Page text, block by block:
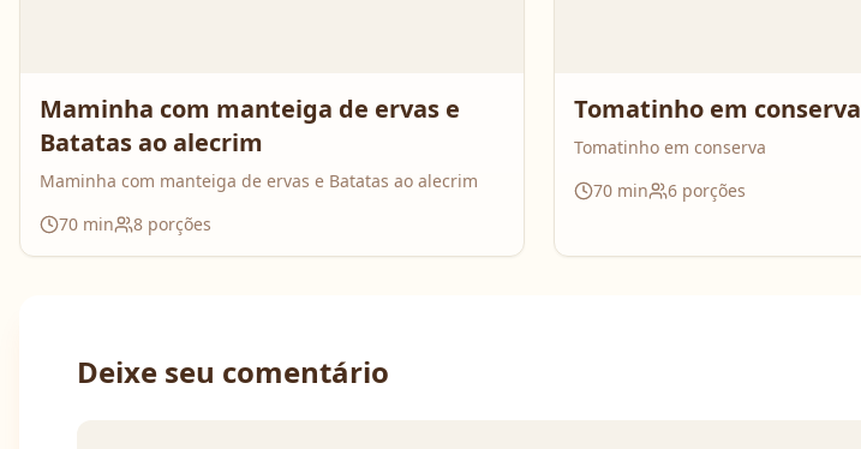
Maminha com manteiga de ervas e
Batatas ao alecrim
Maminha com manteiga de ervas e Batatas ao alecrim
70 min 8 porções
Tomatinho em conserva
Tomatinho em conserva
70 min 6 porções
Deixe seu comentário